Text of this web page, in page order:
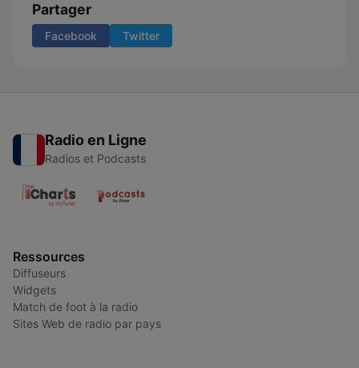
Partager
Facebook Twitter
Radio en Ligne
Radios et Podcasts
Ressources
Diffuseurs
Widgets
Match de foot à la radio
Sites Web de radio par pays